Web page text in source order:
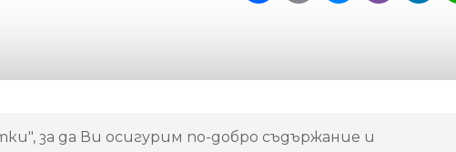
за да Ви осигурим по-добро съдържание и